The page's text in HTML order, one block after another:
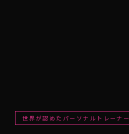
世界が認めたパーソナルトレーナー